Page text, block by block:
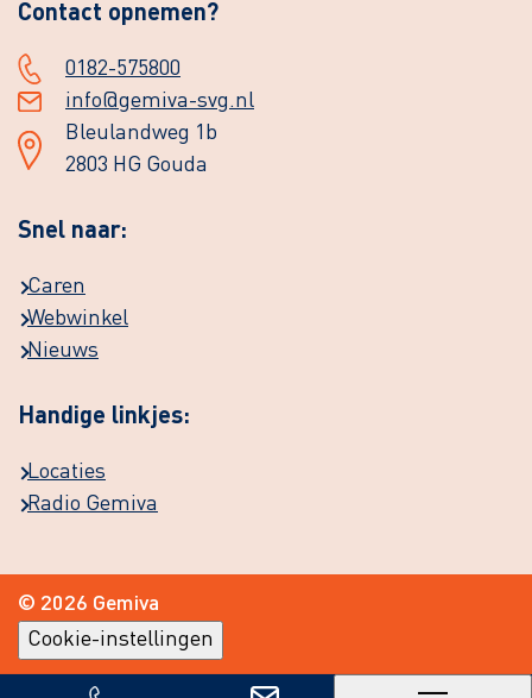
Contact opnemen?
0182-575800
info@gemiva-svg.nl
Bleulandweg 1b
2803 HG Gouda
Snel naar:
Caren
Webwinkel
Nieuws
Handige linkjes:
Locaties
Radio Gemiva
© 2026 Gemiva
Cookie-instellingen